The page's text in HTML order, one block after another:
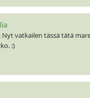
Nyt vatkailen tässä tätä
:)